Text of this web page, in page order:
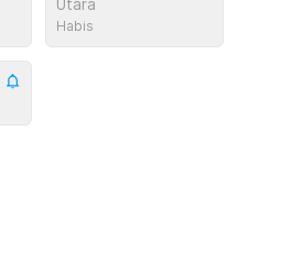
Utara
Habis